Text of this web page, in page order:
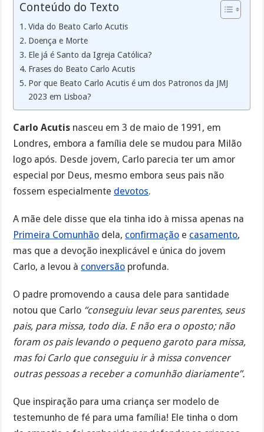
Conteúdo do Texto
Vida do Beato Carlo Acutis
Doença e Morte
Ele já é Santo da Igreja Católica?
Frases do Beato Carlo Acutis
Por que Beato Carlo Acutis é um dos Patronos da JMJ
2023 em Lisboa?
Carlo Acutis nasceu em 3 de maio de 1991, em
Londres, embora a família dele se mudou para Milão
logo após. Desde jovem, Carlo parecia ter um amor
especial por Deus, mesmo embora seus pais não
fossem especialmente devotos.
A mãe dele disse que ela tinha ido à missa apenas na
Primeira Comunhão dela, confirmação e casamento,
mas que a devoção inexplicável e única do jovem
Carlo, a levou à conversão profunda.
O padre promovendo a causa dele para santidade
notou que Carlo “conseguiu levar seus parentes, seus
pais, para missa, todo dia. E não era o oposto; não
foram os pais levando o pequeno garoto para missa,
mas foi Carlo que conseguiu ir à missa convencer
outras pessoas a receber a comunhão diariamente”.
Que inspiração para uma criança ser modelo de
testemunho de fé para uma família! Ele tinha o dom